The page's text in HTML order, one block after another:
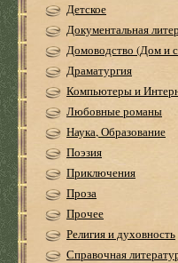
Детское
Документальная
Домоводство (Дом и
Драматургия
Компьютеры и
Любовные романы
Наука, Образование
Поэзия
Приключения
Проза
Прочее
Религия и духовность
Справочная